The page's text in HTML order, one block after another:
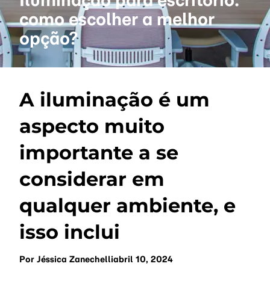
como escolher a melhor
opção?
A iluminação é um
aspecto muito
importante a se
considerar em
qualquer ambiente, e
isso inclui
Por Jéssica Zanechelliabril 10, 2024